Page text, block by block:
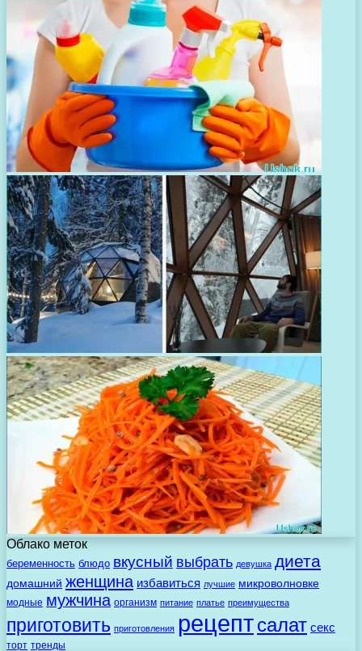
Облако меток
беременность блюдо вкусный выбрать девушка диета
домашний женщина избавиться лучшие микроволновке
модные мужчина организм питание платье преимущества
приготовить приготовления рецептсалат секс
торт тренды